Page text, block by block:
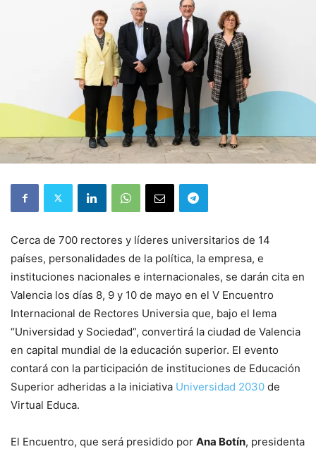
Cerca de 700 rectores y líderes universitarios de 14
países, personalidades de la política, la empresa, e
instituciones nacionales e internacionales, se darán cita en
Valencia los días 8, 9 y 10 de mayo en el V Encuentro
Internacional de Rectores Universia que, bajo el lema
“Universidad y Sociedad”, convertirá la ciudad de Valencia
en capital mundial de la educación superior. El evento
contará con la participación de instituciones de Educación
Superior adheridas a la iniciativa Universidad 2030 de
Virtual Educa.
El Encuentro, que será presidido por Ana Botín, presidenta